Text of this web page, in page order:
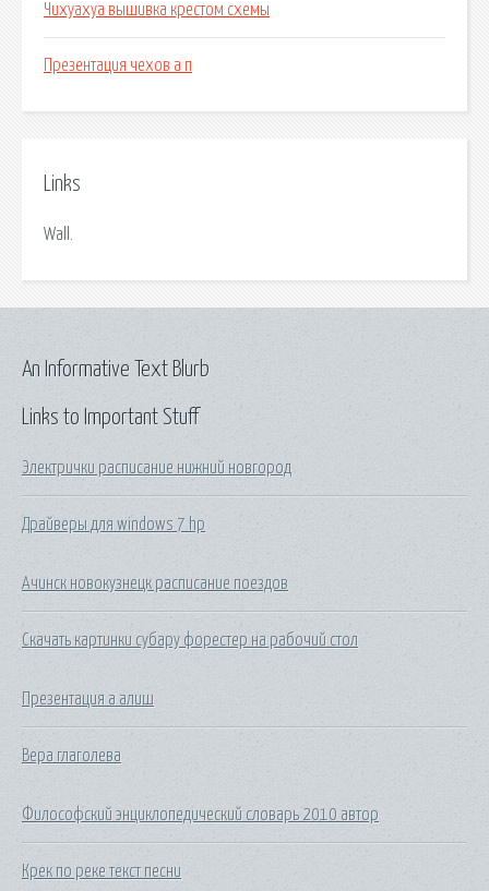
Чихуахуа вышивка крестом схемы
Презентация чехов а п
Links
Wall.
Links to Important Stuff
Электрички расписание нижний новгород
Драйверы для windows 7 hp
Ачинск новокузнецк расписание поездов
Скачать картинки субару форестер на рабочий стол
Презентация а алиш
Вера глаголева
Философский энциклопедический словарь 2010 автор
Крек по реке текст песни
An Informative Text Blurb